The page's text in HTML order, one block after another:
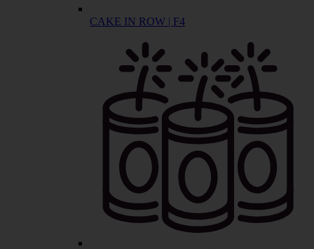
CAKE IN ROW | F4